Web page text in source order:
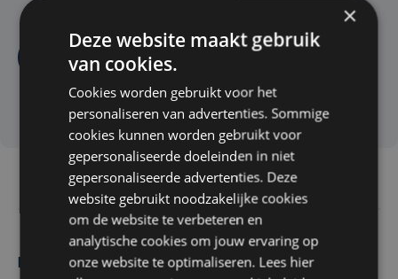
Aanvragen
Maak zelf het nieuws
×
Deze website maakt gebruik
van cookies.
Cookies worden gebruikt voor het
personaliseren van advertenties. Sommige
cookies kunnen worden gebruikt voor
gepersonaliseerde doeleinden in niet
gepersonaliseerde advertenties. Deze
website gebruikt noodzakelijke cookies
om de website te verbeteren en
analytische cookies om jouw ervaring op
onze website te optimaliseren. Lees hier